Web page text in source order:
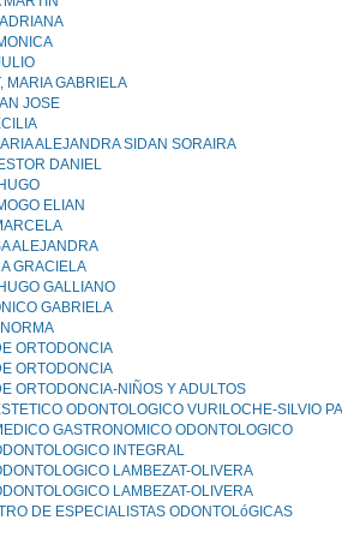
MARIA GABRIELA
JOSE
ALEJANDRA SIDAN SORAIRA
DANIEL
ELIAN
ALEJANDRA
GRACIELA
GALLIANO
GABRIELA
ORTODONCIA
ORTODONCIA
ORTODONCIA-NIÑOS Y ADULTOS
ODONTOLOGICO VURILOCHE-SILVIO
GASTRONOMICO ODONTOLOGICO
INTEGRAL
LAMBEZAT-OLIVERA
LAMBEZAT-OLIVERA
DE ESPECIALISTAS ODONTOLóGICAS